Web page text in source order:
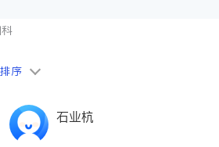
非盈利组织
医生-其它
骨科
序
石业杭